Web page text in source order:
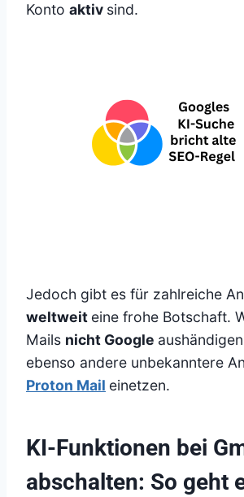
Konto aktiv sind.
Jedoch gibt es für zahlreiche
weltweit eine frohe Botschaft.
Mails nicht Google
ebenso andere unbekanntere
Proton Mail einetzen.
KI-Funktionen bei
abschalten: So geht